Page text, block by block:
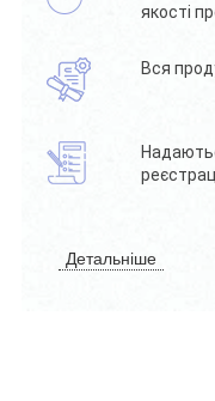
якості
Вся
Детальніше